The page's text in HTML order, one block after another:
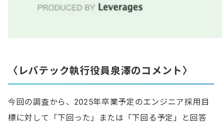
〈レバテック執行役員泉澤のコメント〉
今回の調査から、2025年卒業予定のエンジニア採用目
標に対して「下回った」または「下回る予定」と回答